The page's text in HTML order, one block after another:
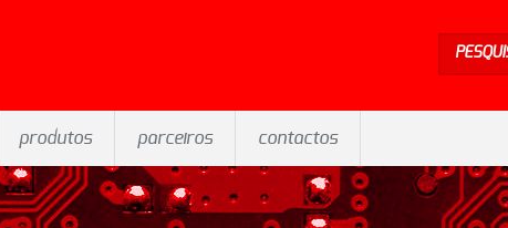
produtos parceiros contactos